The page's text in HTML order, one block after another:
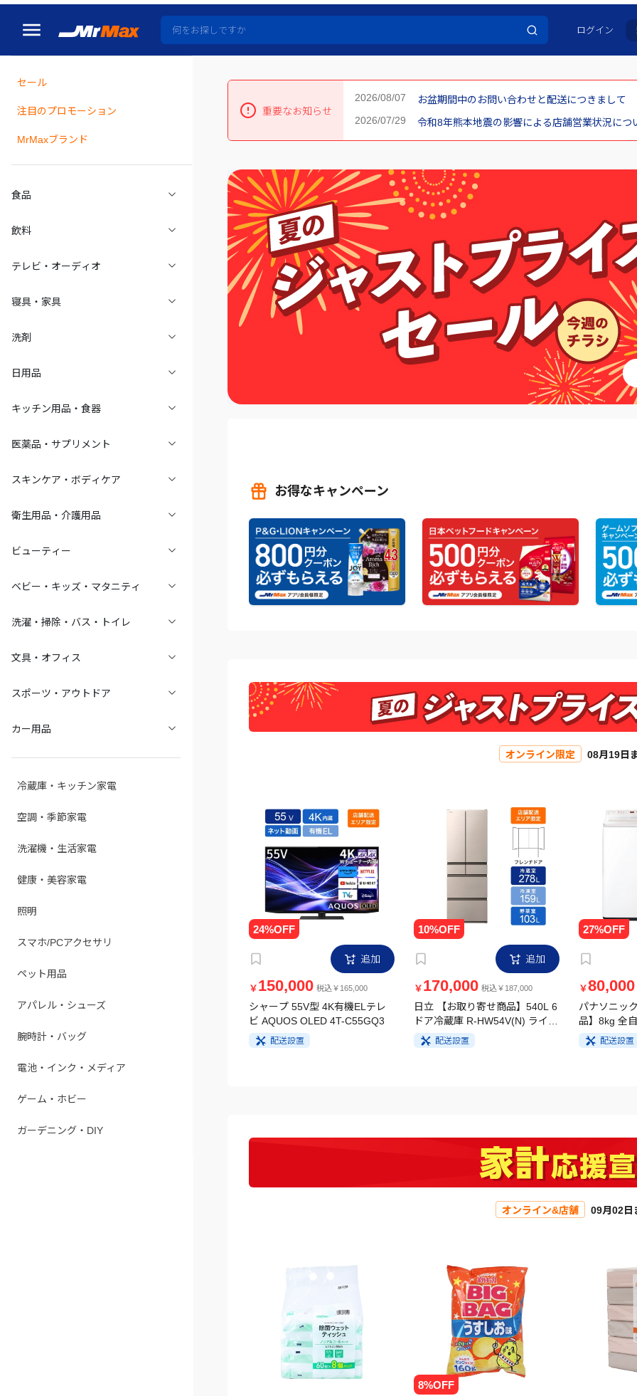
ログイン
セール
注目のプロモーション
MrMaxブランド
食品
飲料
テレビ・オーディオ
寝具・家具
洗剤
日用品
キッチン用品・食器
医薬品・サプリメント
スキンケア・ボディケア
衛生用品・介護用品
ビューティー
ベビー・キッズ・マタニティ
洗濯・掃除・バス・トイレ
文具・オフィス
スポーツ・アウトドア
カー用品
冷蔵庫・キッチン家電
空調・季節家電
洗濯機・生活家電
健康・美容家電
照明
スマホ/PCアクセサリ
ペット用品
アパレル・シューズ
腕時計・バッグ
電池・インク・メディア
ゲーム・ホビー
ガーデニング・DIY
重要なお知らせ
お盆期間中のお問い合わせと配送につきまして
令和8年熊本地震の影響による店舗営業状況に
お得なキャンペーン
オンライン限定 08月19日
追加
￥ 150,000 税込￥165,000
シャープ 55V型 4K有機ELテレ
ビ AQUOS OLED 4T-C55GQ3
配送設置
追加
￥ 170,000 税込￥187,000
日立 【お取り寄せ商品】540L 6
ドア冷蔵庫 R-HW54V(N) ライト
ゴールド配送設置
￥ 80,000
パナソニッ
品】8kg 全
FA8H5-W
配送設置
オンライン&店舗 09月02日